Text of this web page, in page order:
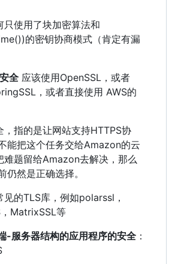
只使用了块加密算法和
的密钥协商模式（肯定有漏
全 应该使用OpenSSL，或者
，或者直接使用 AWS的
，指的是让网站支持HTTPS协
能把这个任务交给Amazon的云
难题留给Amazon去解决，那么
仍然是正确选择。
见的TLS库，例如polarssl，
MatrixSSL等
-服务器结构的应用程序的安全 ：